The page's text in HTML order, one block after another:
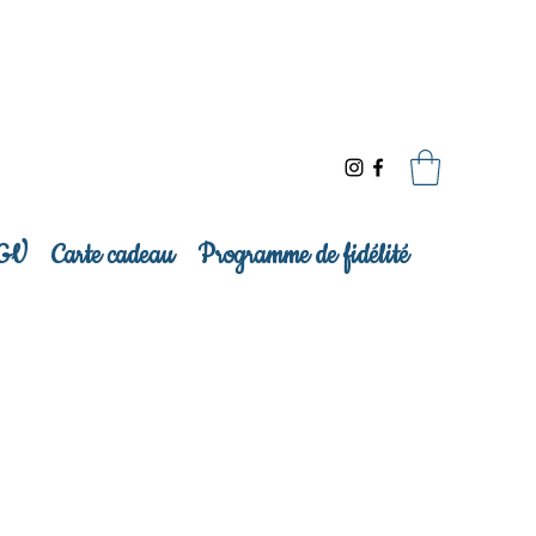
Carte cadeau Programme de fidélité